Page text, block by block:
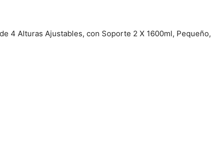
4 Alturas Ajustables, con Soporte 2 X 1600ml, Pequeño,